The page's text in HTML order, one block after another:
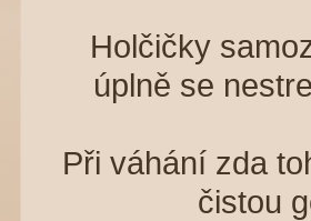
Holčičky
úplně se
Při váhání zda
čistou